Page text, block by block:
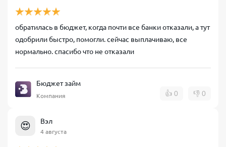
обратилась в бюджет, когда почти все банки отказали, а тут
одобрили быстро, помогли. сейчас выплачиваю, все
нормально. спасибо что не отказали
Бюджет займ
Компания 👍 0 👎 0
😍 Вэл
4 августа